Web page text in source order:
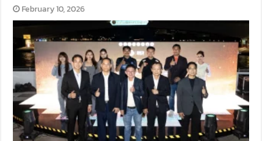
February 10, 2026